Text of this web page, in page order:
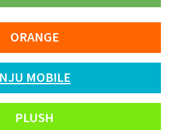
ORANGE
NJU MOBILE
PLUSH